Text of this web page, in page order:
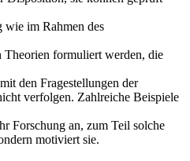
wie im Rahmen des
Theorien formuliert werden, die
den Fragestellungen der
verfolgen. Zahlreiche Beispiele
Forschung an, zum Teil solche
motiviert sie.